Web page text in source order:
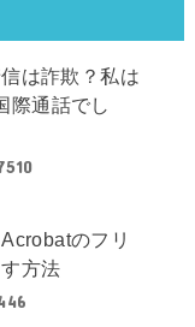
は詐欺？私は
際通話でし
のフリ
方法